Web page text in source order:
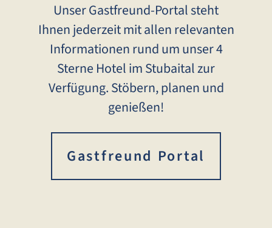
Unser Gastfreund-Portal steht
Ihnen jederzeit mit allen relevanten
Informationen rund um unser 4
Sterne Hotel im Stubaital zur
Verfügung. Stöbern, planen und
genießen!
Gastfreund Portal